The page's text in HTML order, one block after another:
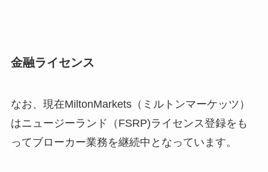
金融ライセンス
なお、現在MiltonMarkets（ミルトンマーケッツ）
はニュージーランド（FSRP)ライセンス登録をも
ってブローカー業務を継続中となっています。